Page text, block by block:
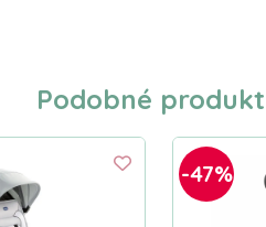
Podobné
-47%